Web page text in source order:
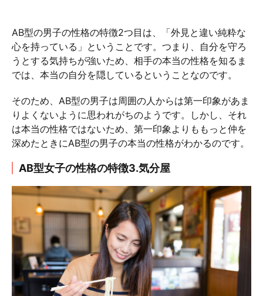
AB型の男子の性格の特徴2つ目は、「外見と違い純粋な
心を持っている」ということです。つまり、自分を守ろ
うとする気持ちが強いため、相手の本当の性格を知るま
では、本当の自分を隠しているということなのです。
そのため、AB型の男子は周囲の人からは第一印象があま
りよくないように思われがちのようです。しかし、それ
は本当の性格ではないため、第一印象よりももっと仲を
深めたときにAB型の男子の本当の性格がわかるのです。
AB型女子の性格の特徴3.気分屋